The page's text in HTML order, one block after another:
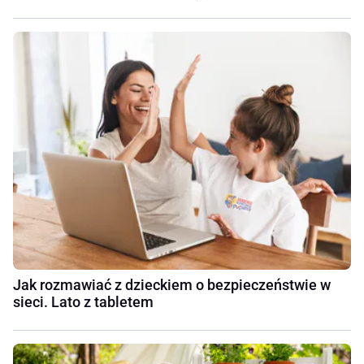
Jak rozmawiać z dzieckiem o bezpieczeństwie w
sieci. Lato z tabletem